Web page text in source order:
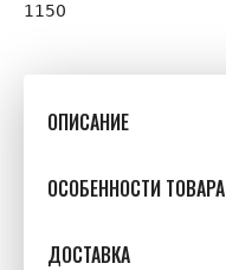
1150
ОПИСАНИЕ
ОСОБЕННОСТИ ТОВАРА
ДОСТАВКА